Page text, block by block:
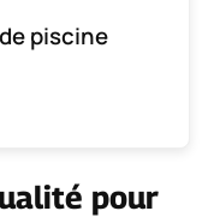
piscine
pour